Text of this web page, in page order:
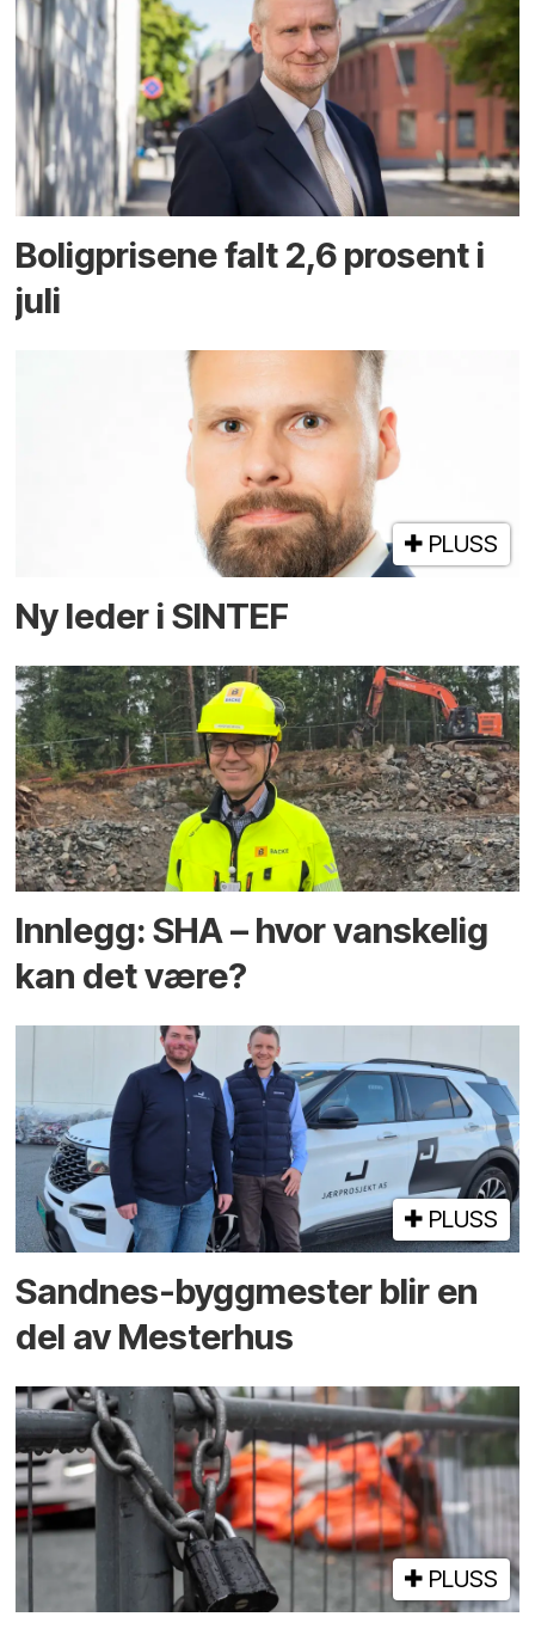
Boligprisene falt 2,6 prosent i
juli
PLUSS
Ny leder i SINTEF
Innlegg: SHA – hvor vanskelig
kan det være?
PLUSS
Sandnes-byggmester blir en
del av Mesterhus
PLUSS